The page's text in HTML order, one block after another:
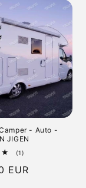
- Auto -
JIGEN
(1)
totali
EUR